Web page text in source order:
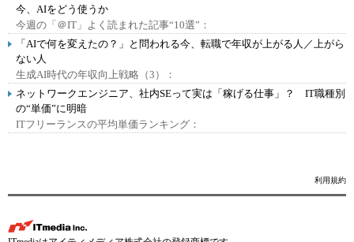
今、AIをどう使うか
今週の「＠IT」よく読まれた記事“10選”：
「AIで何を変えたの？」と問われる今、転職で年収が上がる人／上がら
ない人
生成AI時代の年収向上戦略（3）：
ネットワークエンジニア、社内SEって実は「稼げる仕事」？ IT職種別
の“単価”に明暗
ITフリーランスの平均単価ランキング：
利用規約